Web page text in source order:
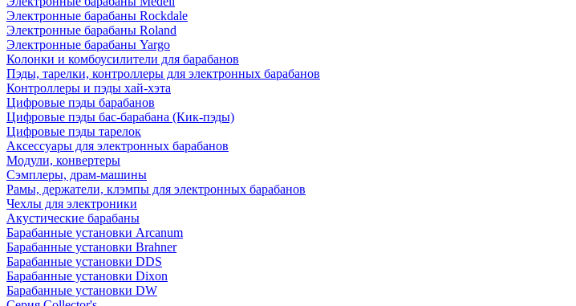
Электронные барабаны Rockdale
Электронные барабаны Roland
Электронные барабаны Yargo
Колонки и комбоусилители для барабанов
Пэды, тарелки, контроллеры для электронных барабанов
Контроллеры и пэды хай-хэта
Цифровые пэды барабанов
Цифровые пэды бас-барабана (Кик-пэды)
Цифровые пэды тарелок
Аксессуары для электронных барабанов
Модули, конвертеры
Сэмплеры, драм-машины
Рамы, держатели, клэмпы для электронных барабанов
Чехлы для электроники
Акустические барабаны
Барабанные установки Arcanum
Барабанные установки Brahner
Барабанные установки DDS
Барабанные установки Dixon
Барабанные установки DW